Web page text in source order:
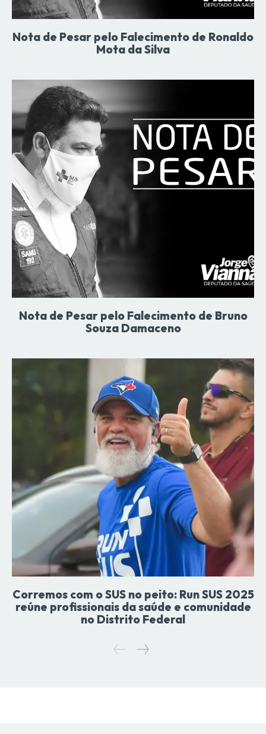
Nota de Pesar pelo Falecimento de Ronaldo
Mota da Silva
Nota de Pesar pelo Falecimento de Bruno
Souza Damaceno
Corremos com o SUS no peito: Run SUS 2025
reúne profissionais da saúde e comunidade
no Distrito Federal